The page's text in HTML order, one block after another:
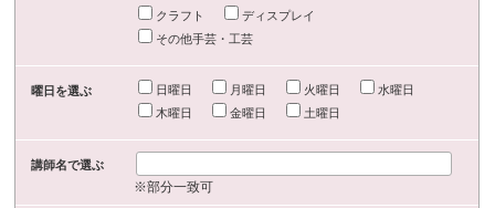
クラフト
ディスプレイ
その他手芸・工芸
曜日を選ぶ 日曜日 月曜日 火曜日
水曜日
木曜日
金曜日 土曜日
講師名で選ぶ
※部分一致可